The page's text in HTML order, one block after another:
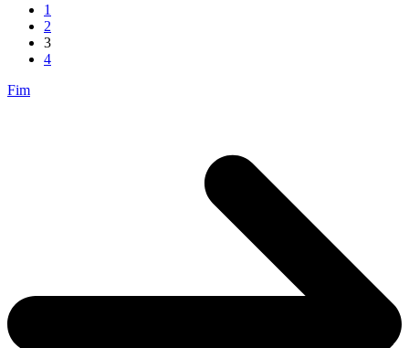
1
2
3
4
Fim